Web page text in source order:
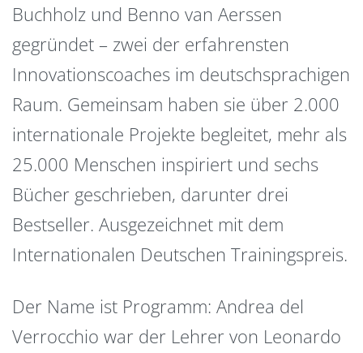
Buchholz und Benno van Aerssen
gegründet – zwei der erfahrensten
Innovationscoaches im deutschsprachigen
Raum. Gemeinsam haben sie über 2.000
internationale Projekte begleitet, mehr als
25.000 Menschen inspiriert und sechs
Bücher geschrieben, darunter drei
Bestseller. Ausgezeichnet mit dem
Internationalen Deutschen Trainingspreis.
Der Name ist Programm: Andrea del
Verrocchio war der Lehrer von Leonardo